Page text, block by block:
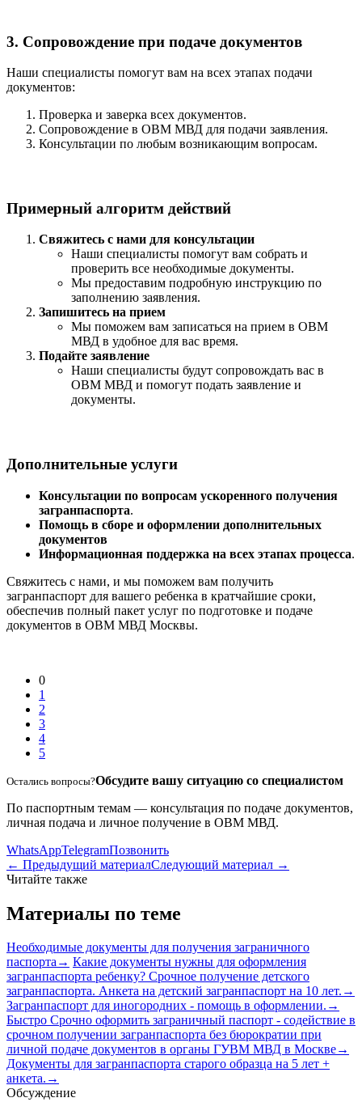
3. Сопровождение при подаче документов
Наши специалисты помогут вам на всех этапах подачи
документов:
Проверка и заверка всех документов.
Сопровождение в ОВМ МВД для подачи заявления.
Консультации по любым возникающим вопросам.
Примерный алгоритм действий
Свяжитесь с нами для консультации
Наши специалисты помогут вам собрать и
проверить все необходимые документы.
Мы предоставим подробную инструкцию по
заполнению заявления.
Запишитесь на прием
Мы поможем вам записаться на прием в ОВМ
МВД в удобное для вас время.
Подайте заявление
Наши специалисты будут сопровождать вас в
ОВМ МВД и помогут подать заявление и
документы.
Дополнительные услуги
Консультации по вопросам ускоренного получения
загранпаспорта.
Помощь в сборе и оформлении дополнительных
документов
Информационная поддержка на всех этапах процесса.
Свяжитесь с нами, и мы поможем вам получить
загранпаспорт для вашего ребенка в кратчайшие сроки,
обеспечив полный пакет услуг по подготовке и подаче
документов в ОВМ МВД Москвы.
0
1
2
3
4
5
Остались вопросы?Обсудите вашу ситуацию со специалистом
По паспортным темам — консультация по подаче документов,
личная подача и личное получение в ОВМ МВД.
WhatsAppTelegramПозвонить
← Предыдущий материалСледующий материал →
Читайте также
Материалы по теме
Необходимые документы для получения заграничного
паспорта→ Какие документы нужны для оформления
загранпаспорта ребенку? Срочное получение детского
загранпаспорта. Анкета на детский загранпаспорт на 10 лет. →
Загранпаспорт для иногородних - помощь в оформлении. →
Быстро Срочно оформить заграничный паспорт - содействие в
срочном получении загранпаспорта без бюрократии при
личной подаче документов в органы ГУВМ МВД в Москве→
Документы для загранпаспорта старого образца на 5 лет +
анкета. →
Обсуждение